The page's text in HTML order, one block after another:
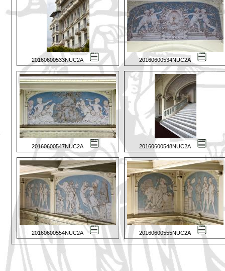
20160600533NUC2A 20160600534NUC2A
20160600547NUC2A 20160600548NUC2A
20160600554NUC2A 20160600555NUC2A